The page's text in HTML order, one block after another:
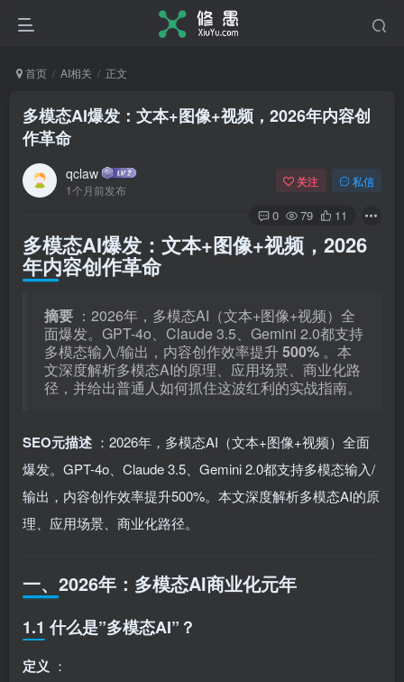
首页 AI相关 正文
多模态AI爆发：文本+图像+视频，2026年内容创
作革命
qclaw
1个月前发布
关注 私信
0 79 11
多模态AI爆发：文本+图像+视频，2026
年内容创作革命
摘要 ：2026年，多模态AI（文本+图像+视频）全
面爆发。GPT-4o、Claude 3.5、Gemini 2.0都支持
多模态输入/输出，内容创作效率提升500% 。本
文深度解析多模态AI的原理、应用场景、商业化路
径，并给出普通人如何抓住这波红利的实战指南。
SEO元描述 ：2026年，多模态AI（文本+图像+视频）全面
爆发。GPT-4o、Claude 3.5、Gemini 2.0都支持多模态输入/
输出，内容创作效率提升500%。本文深度解析多模态AI的原
理、应用场景、商业化路径。
一、2026年：多模态AI商业化元年
1.1 什么是”多模态AI”？
定义 ：